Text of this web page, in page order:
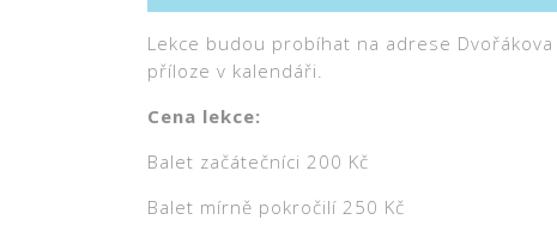
Lekce budou probíhat na adrese
příloze v kalendáři.
Cena lekce:
Balet začátečníci 200 Kč
Balet mírně pokročilí 250 Kč